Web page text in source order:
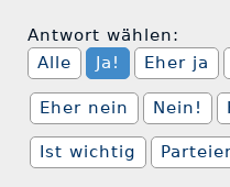
Antwort wählen:
Alle
Ja! Eher ja
Eher nein Nein!
Ist wichtig